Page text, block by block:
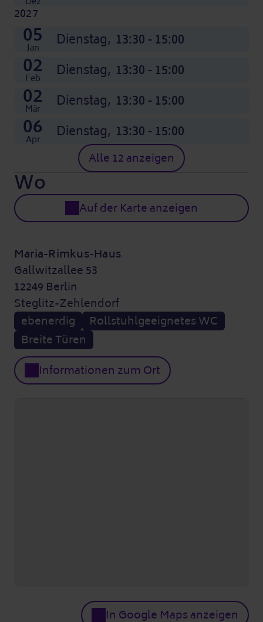
2027
05
Jan Dienstag, 13:30 - 15:00
02
Feb Dienstag, 13:30 - 15:00
02
Mär Dienstag, 13:30 - 15:00
06
Apr Dienstag, 13:30 - 15:00
04
Mai Dienstag,
13:30 - 15:00
01
Jun Dienstag,
13:30 - 15:00
06
Jul Dienstag,
13:30 - 15:00
03
Aug Dienstag,
13:30 - 15:00
Alle 12 anzeigen
Wo
Auf der Karte anzeigen
Maria-Rimkus-Haus
Gallwitzallee 53
12249 Berlin
Steglitz-Zehlendorf
ebenerdig
Rollstuhlgeeignetes WC
Breite Türen
Informationen zum Ort
In Google Maps anzeigen